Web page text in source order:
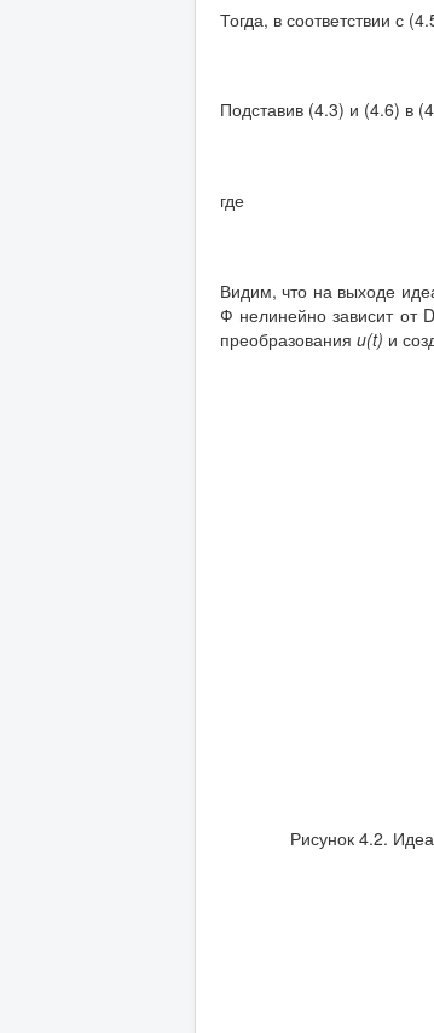
Тогда, в соответствии с
Подставив (4.3) и (4.6) в
где
Видим, что на выходе
Ф нелинейно зависит от
преобразования u(t) и
Рисунок 4.2.